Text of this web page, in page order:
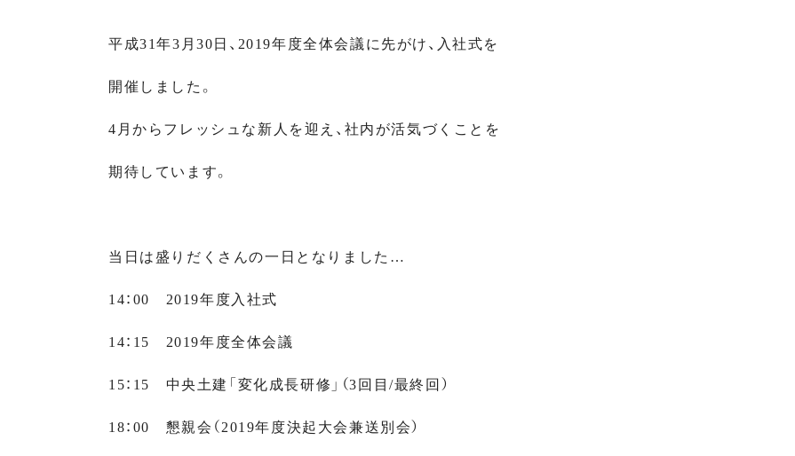
平成31年3月30日、2019年度全体会議に先がけ、入社式を
開催しました。
4月からフレッシュな新人を迎え、社内が活気づくことを
期待しています。
当日は盛りだくさんの一日となりました…
14：00 2019年度入社式
14：15 2019年度全体会議
15：15 中央土建「変化成長研修」（3回目/最終回）
18：00 懇親会（2019年度決起大会兼送別会）